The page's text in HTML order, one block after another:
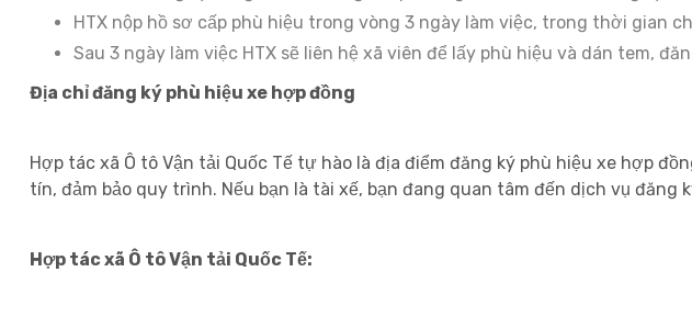
HTX nộp hồ sơ cấp phù hiệu trong vòng 3 ngày làm việc, trong thời gian
Sau 3 ngày làm việc HTX sẽ liên hệ xã viên để lấy phù hiệu và dán tem,
Địa chỉ đăng ký phù hiệu xe hợp đồng
Hợp tác xã Ô tô Vận tải Quốc Tế tự hào là địa điểm đăng ký phù hiệu xe hợp
tín, đảm bảo quy trình. Nếu bạn là tài xế, bạn đang quan tâm đến dịch vụ
Hợp tác xã Ô tô Vận tải Quốc Tế: